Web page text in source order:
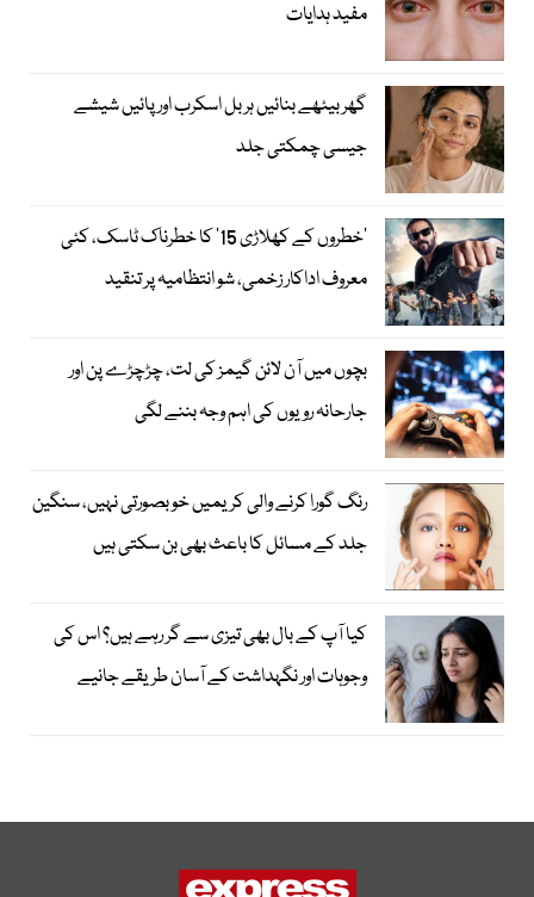
مفید ہدایات
گھر بیٹھے بنائیں ہربل اسکرب اور پائیں شیشے
جیسی چمکتی جلد
’خطروں کے کھلاڑی 15‘ کا خطرناک ٹاسک، کئی
معروف اداکار زخمی، شو انتظامیہ پر تنقید
بچوں میں آن لائن گیمز کی لت، چڑچڑے پن اور
جارحانہ رویوں کی اہم وجہ بننے لگی
رنگ گورا کرنے والی کریمیں خوبصورتی نہیں، سنگین
جلد کے مسائل کا باعث بھی بن سکتی ہیں
کیا آپ کے بال بھی تیزی سے گر رہے ہیں؟ اس کی
وجوہات اور نگہداشت کے آسان طریقے جانیے